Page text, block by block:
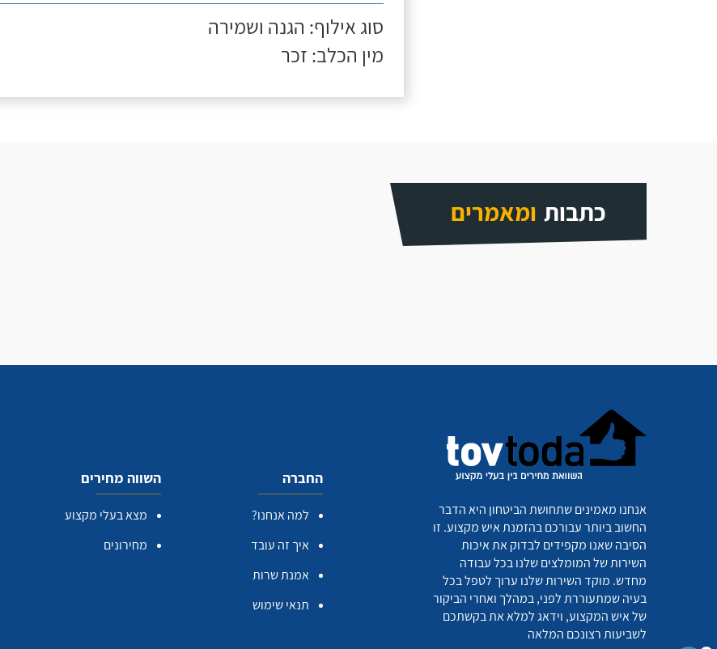
סוג אילוף: הגנה ושמירה
מין הכלב: זכר
כתבות ומאמרים
אנחנו מאמינים שתחושת הביטחון היא הדבר
החשוב ביותר עבורכם בהזמנת איש מקצוע. זו
הסיבה שאנו מקפידים לבדוק את איכות
השירות של המומלצים שלנו בכל עבודה
מחדש. מוקד השירות שלנו ערוך לטפל בכל
בעיה שמתעוררת לפני, במהלך ואחרי הביקור
של איש המקצוע, וידאג למלא את בקשתכם
לשביעות רצונכם המלאה
החברה
למה אנחנו?
איך זה עובד
אמנת שרות
תנאי שימוש
השווה מחירים
מצא בעלי מקצוע
מחירונים